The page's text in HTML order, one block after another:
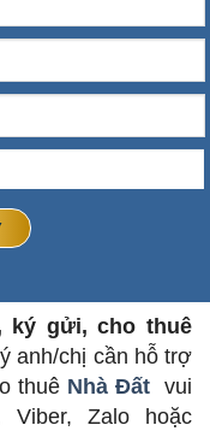
ký gửi, cho thuê
anh/chị cần hỗ trợ
thuê Nhà Đất vui
Zalo hoặc